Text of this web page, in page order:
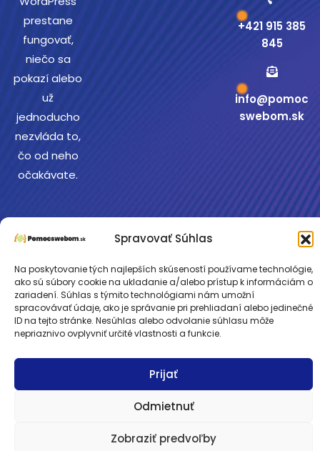
Spravovať Súhlas
Na poskytovanie tých najlepších skúseností používame technológie,
ako sú súbory cookie na ukladanie a/alebo prístup k informáciám o
zariadení. Súhlas s týmito technológiami nám umožní
spracovávať údaje, ako je správanie pri prehliadaní alebo jedinečné
ID na tejto stránke. Nesúhlas alebo odvolanie súhlasu môže
nepriaznivo ovplyvniť určité vlastnosti a funkcie.
Prijať
Odmietnuť
Zobraziť predvoľby
prestane
fungovať,
niečo sa
pokazí alebo
už
jednoducho
nezvláda to,
čo od neho
očakávate.
+421 915 385
845
info@pomoc
swebom.sk
Pomocswebom.sk.
osobných údajov